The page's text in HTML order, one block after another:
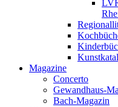
Magazine
Concerto
Gewandhaus-
Bach-Magazin